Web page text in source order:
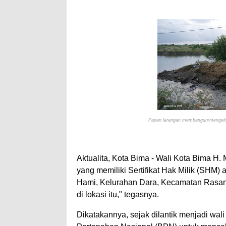
Antusiasnya Warga
Wali Kota Bima
"Polisi Peduli"
Wali Kota Bima
Wakil Wali Kota
Wali Kota Tekankan
Wali Kota Bima
Pemkot Jawab
Pimpin Upacara HUT
Kado HUT
Bakti Sosial
Polsek Bolo Bongkar
SIGAPUAN dan
Papan larangan membangun/
Aktualita, Kota Bima - Wali Kota Bima H.
yang memiliki Sertifikat Hak Milik (SHM)
Hami, Kelurahan Dara, Kecamatan
di lokasi itu," tegasnya.
Dikatakannya, sejak dilantik menjadi